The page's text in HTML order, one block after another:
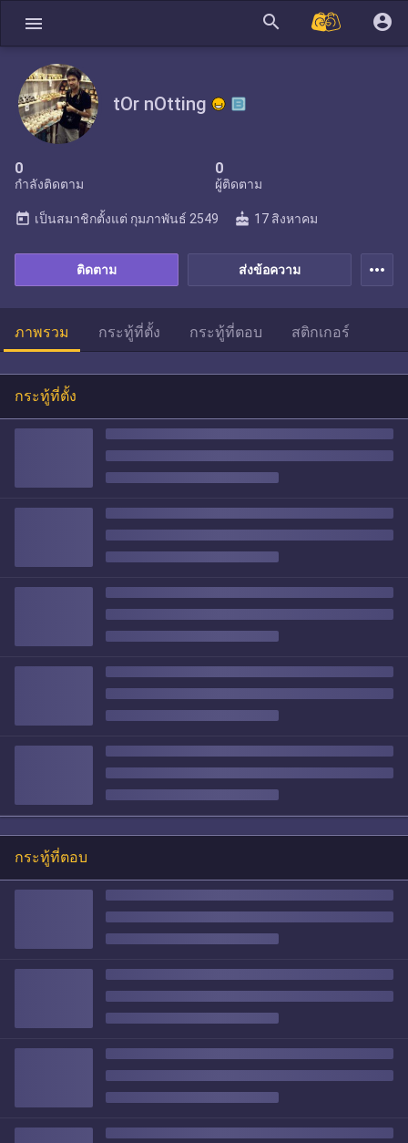
menu search account_circle
tOr nOtting
0
กำลังติดตาม
0
ผู้ติดตาม
ส่งข้อความ
ติดตาม
today เป็นสมาชิกตั้งแต่ กุมภาพันธ์ 2549 cake 17 สิงหาคม
more_horiz
ภาพรวม กระทู้ที่ตั้ง กระทู้ที่ตอบ สติกเกอร์
กระทู้ที่ตั้ง
กระทู้ที่ตอบ